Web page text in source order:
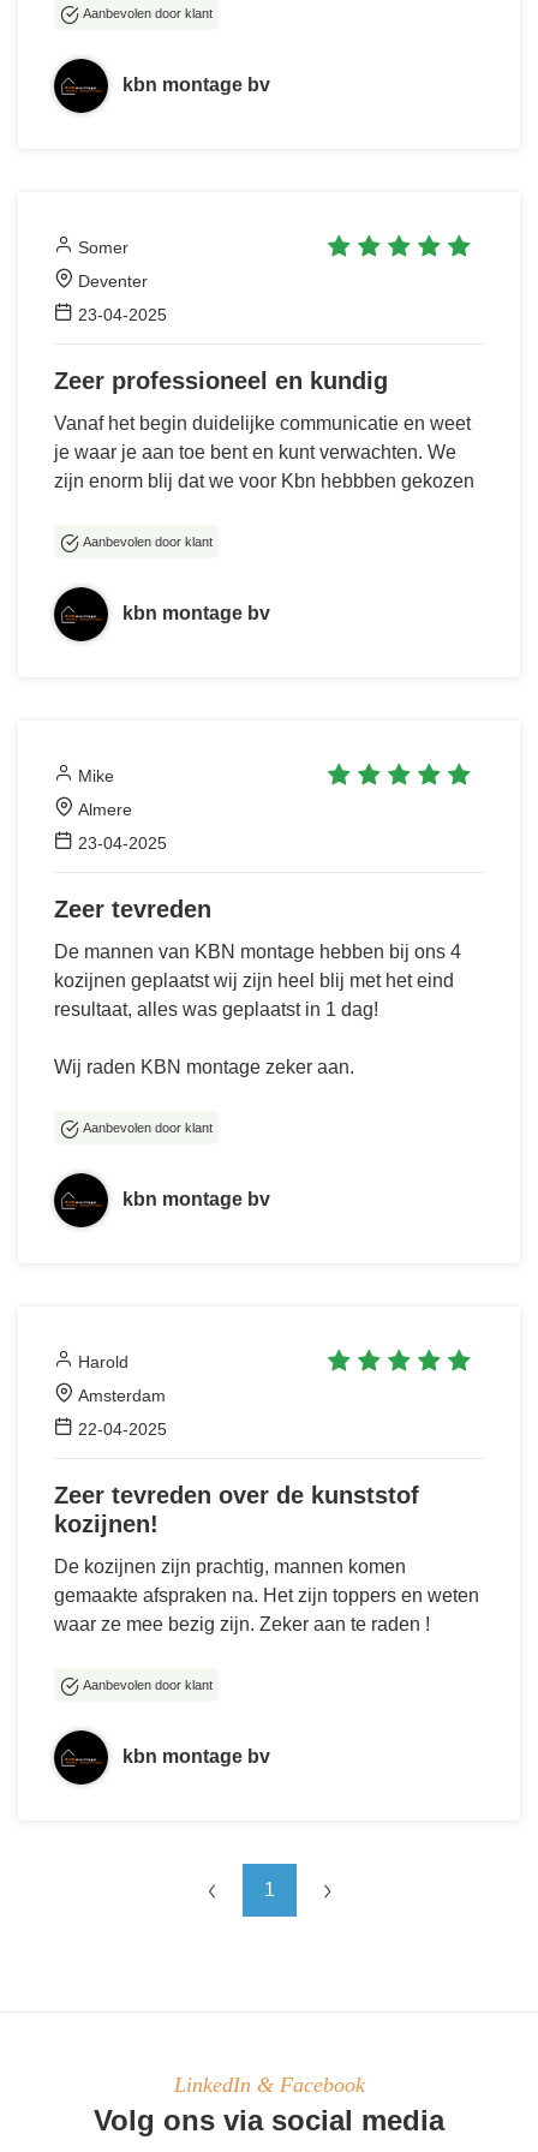
kbn montage bv
Aanbevolen door klant
Somer
Deventer
23-04-2025
Zeer professioneel en kundig
Vanaf het begin duidelijke communicatie en weet
je waar je aan toe bent en kunt verwachten. We
zijn enorm blij dat we voor Kbn hebbben gekozen
kbn montage bv
Aanbevolen door klant
Mike
Almere
23-04-2025
Zeer tevreden
De mannen van KBN montage hebben bij ons 4
kozijnen geplaatst wij zijn heel blij met het eind
resultaat, alles was geplaatst in 1 dag!
Wij raden KBN montage zeker aan.
kbn montage bv
Aanbevolen door klant
Harold
Amsterdam
22-04-2025
Zeer tevreden over de kunststof
kozijnen!
De kozijnen zijn prachtig, mannen komen
gemaakte afspraken na. Het zijn toppers en weten
waar ze mee bezig zijn. Zeker aan te raden !
kbn montage bv
Aanbevolen door klant
1
LinkedIn & Facebook
Volg ons via social media